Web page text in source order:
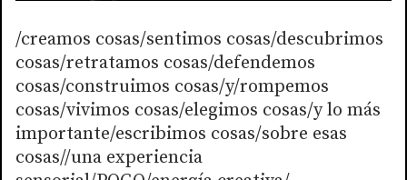
/creamos cosas/sentimos cosas/descubrimos
cosas/retratamos cosas/defendemos
cosas/construimos cosas/y/rompemos
cosas/vivimos cosas/elegimos cosas/y lo más
importante/escribimos cosas/sobre esas
cosas//una experiencia